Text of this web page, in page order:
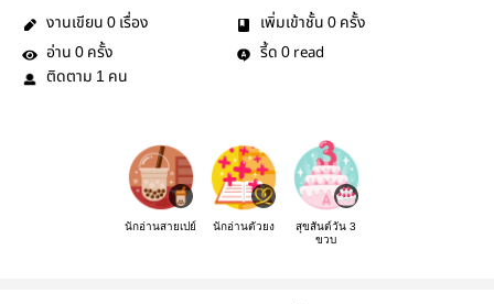
งานเขียน 0 เรื่อง เพิ่มเข้าชั้น 0 ครั้ง
อ่าน 0 ครั้ง รี้ด 0 read
ติดตาม 1 คน
นักอ่านสายเปย์ นักอ่านตัวยง
สุขสันต์วัน 3
ขวบ